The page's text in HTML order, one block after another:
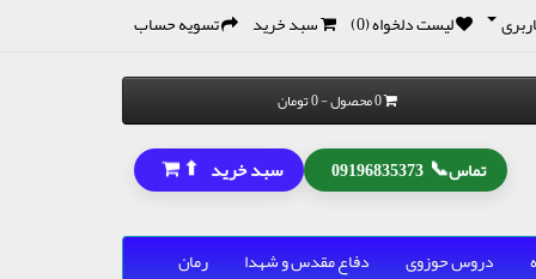
لیست دلخواه (0) سبد خرید تسویه حساب
0 محصول - 0 تومان
تماس📞
09196835373 سبد خرید ⬆
دروس حوزوی دفاع مقدس و شهدا
رمان